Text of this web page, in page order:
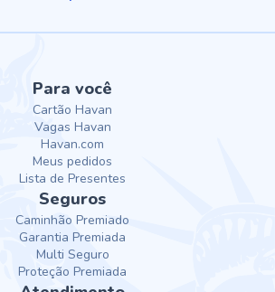
Para você
Cartão Havan
Vagas Havan
Havan.com
Meus pedidos
Lista de Presentes
Seguros
Caminhão Premiado
Garantia Premiada
Multi Seguro
Proteção Premiada